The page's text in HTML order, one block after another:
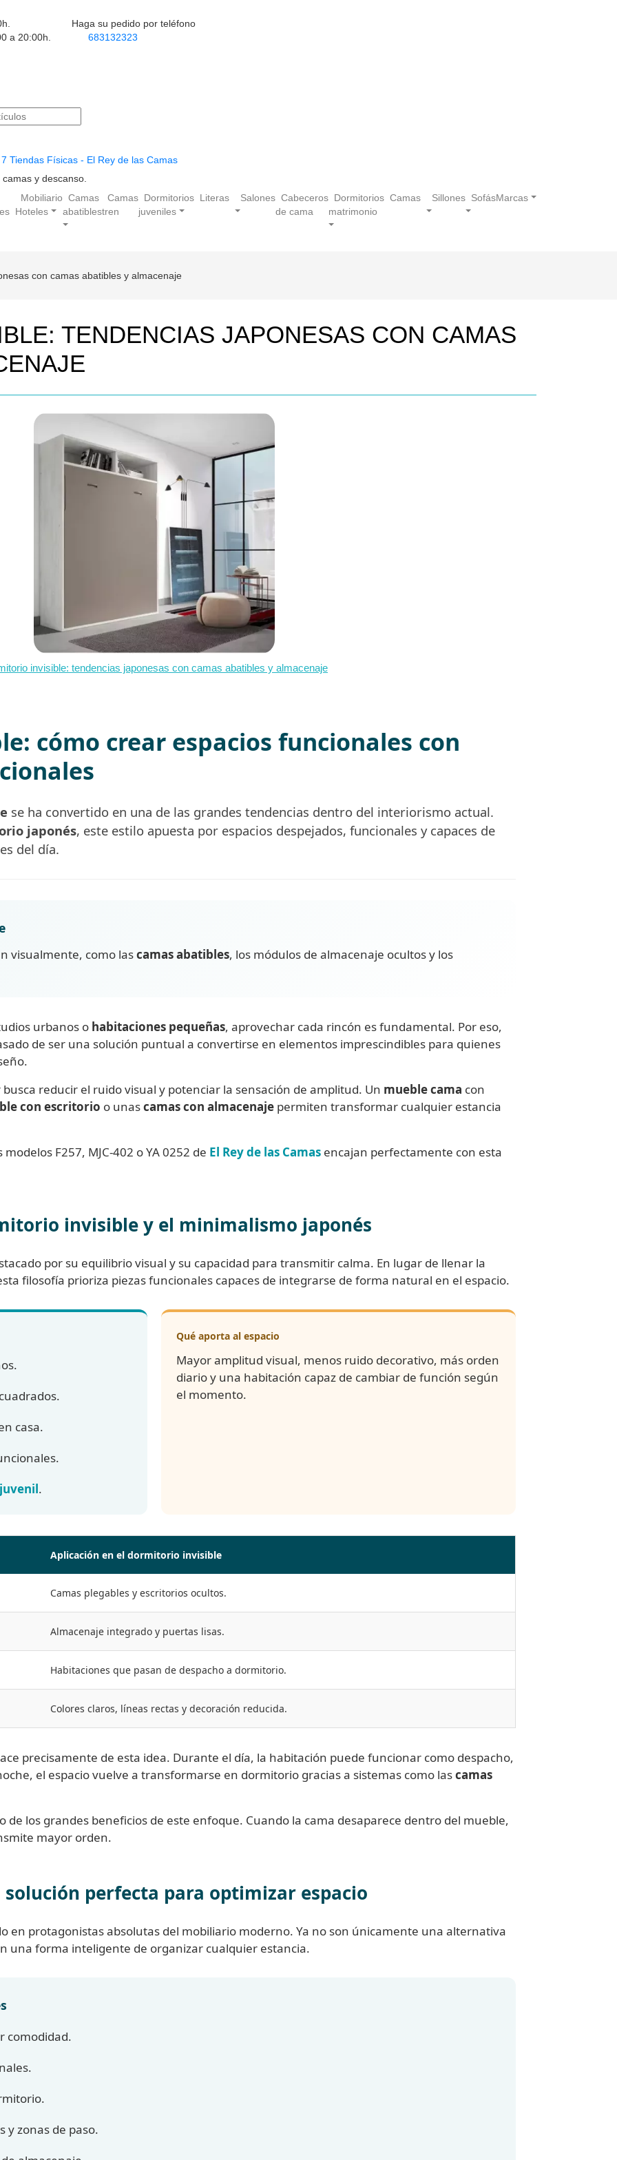
a 20:00h.
Haga su pedido por teléfono
683132323
Tiendas Físicas - El Rey de las Camas
y descanso.
Mobiliario
Hoteles
Camas
abatibles
Camas
tren
Dormitorios
juveniles
Literas Salones Cabeceros
de cama
Dormitorios
matrimonio
Camas Sillones SofásMarcas
con camas abatibles y almacenaje
TENDENCIAS JAPONESAS CON CAMAS
invisible: tendencias japonesas con camas abatibles y almacenaje
cómo crear espacios funcionales con
se ha convertido en una de las grandes tendencias dentro del interiorismo actual.
japonés, este estilo apuesta por espacios despejados, funcionales y capaces de
del día.
visualmente, como lascamas abatibles, los módulos de almacenaje ocultos y los
urbanos o habitaciones pequeñas, aprovechar cada rincón es fundamental. Por eso,
de ser una solución puntual a convertirse en elementos imprescindibles para quienes
reducir el ruido visual y potenciar la sensación de amplitud. Un mueble cama con
con escritorio o unascamas con almacenaje permiten transformar cualquier estancia
F257, MJC-402 o YA 0252 de El Rey de las Camas encajan perfectamente con esta
invisible y el minimalismo japonés
por su equilibrio visual y su capacidad para transmitir calma. En lugar de llenar la
filosofía prioriza piezas funcionales capaces de integrarse de forma natural en el espacio.
casa.
.
Qué aporta al espacio
Mayor amplitud visual, menos ruido decorativo, más orden
diario y una habitación capaz de cambiar de función según
el momento.
Aplicación en el dormitorio invisible
Camas plegables y escritorios ocultos.
Almacenaje integrado y puertas lisas.
Habitaciones que pasan de despacho a dormitorio.
Colores claros, líneas rectas y decoración reducida.
precisamente de esta idea. Durante el día, la habitación puede funcionar como despacho,
el espacio vuelve a transformarse en dormitorio gracias a sistemas como lascamas
de los grandes beneficios de este enfoque. Cuando la cama desaparece dentro del mueble,
mayor orden.
perfecta para optimizar espacio
en protagonistas absolutas del mobiliario moderno. Ya no son únicamente una alternativa
una forma inteligente de organizar cualquier estancia.
comodidad.
y zonas de paso.